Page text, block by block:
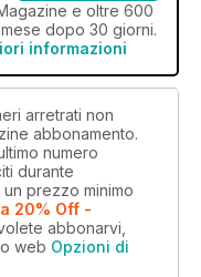
e oltre 600
dopo 30 giorni.
informazioni
arretrati non
abbonamento.
numero
durante
prezzo minimo
20% Off -
abbonarvi,
web Opzioni di